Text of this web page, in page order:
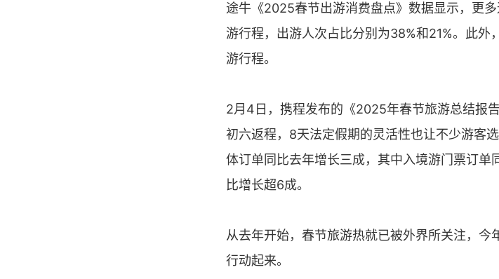
途牛《2025春节出游消费盘点》数据显示，更
游行程，出游人次占比分别为38%和21%。此外
游行程。
2月4日，携程发布的《2025年春节旅游总结报
初六返程，8天法定假期的灵活性也让不少游客
体订单同比去年增长三成，其中入境游门票订单
比增长超6成。
从去年开始，春节旅游热就已被外界所关注，今
行动起来。